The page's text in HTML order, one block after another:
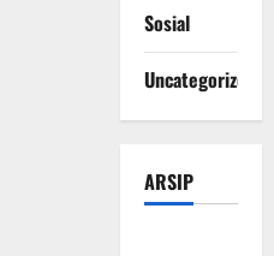
Sosial
Uncategorized
ARSIP